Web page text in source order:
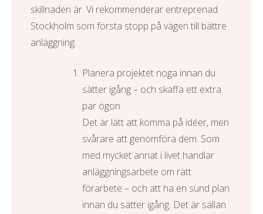
skillnaden är. Vi rekommenderar entreprenad
Stockholm som första stopp på vägen till bättre
anläggning.
Planera projektet noga innan du
sätter igång – och skaffa ett extra
par ögon
Det är lätt att komma på idéer, men
svårare att genomföra dem. Som
med mycket annat i livet handlar
anläggningsarbete om rätt
förarbete – och att ha en sund plan
innan du sätter igång. Det är sällan